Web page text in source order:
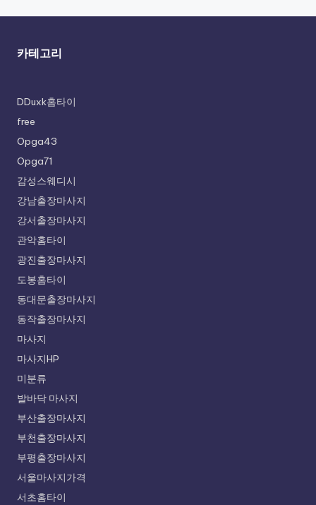
카테고리
DDuxk홈타이
free
Opga43
Opga71
감성스웨디시
강남출장마사지
강서출장마사지
관악홈타이
광진출장마사지
도봉홈타이
동대문출장마사지
동작출장마사지
마사지
마사지HP
미분류
발바닥 마사지
부산출장마사지
부천출장마사지
부평출장마사지
서울마사지가격
서초홈타이